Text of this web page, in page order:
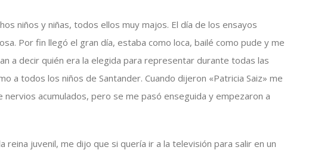
niños y niñas, todos ellos muy majos. El día de los ensayos
Por fin llegó el gran día, estaba como loca, bailé como pude y me
a decir quién era la elegida para representar durante todas las
a todos los niños de Santander. Cuando dijeron «Patricia Saiz» me
acumulados, pero se me pasó enseguida y empezaron a
reina juvenil, me dijo que si quería ir a la televisión para salir en un